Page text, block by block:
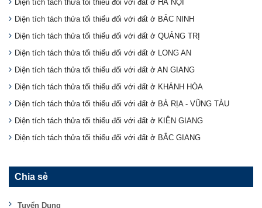
Diện tích tách thửa tối thiểu đối với đất ở HÀ NỘI
Diện tích tách thửa tối thiểu đối với đất ở BẮC NINH
Diện tích tách thửa tối thiểu đối với đất ở QUẢNG TRỊ
Diện tích tách thửa tối thiểu đối với đất ở LONG AN
Diện tích tách thửa tối thiểu đối với đất ở AN GIANG
Diện tích tách thửa tối thiểu đối với đất ở KHÁNH HÒA
Diện tích tách thửa tối thiểu đối với đất ở BÀ RỊA - VŨNG TÀU
Diện tích tách thửa tối thiểu đối với đất ở KIÊN GIANG
Diện tích tách thửa tối thiểu đối với đất ở BẮC GIANG
Chia sẻ
Tuyển Dụng